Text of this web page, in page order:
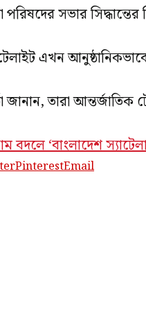
পরিষদের সভার
এখন
তারা আন্তর্জাতিক
বদলে ‘বাংলাদেশ
PinterestEmail